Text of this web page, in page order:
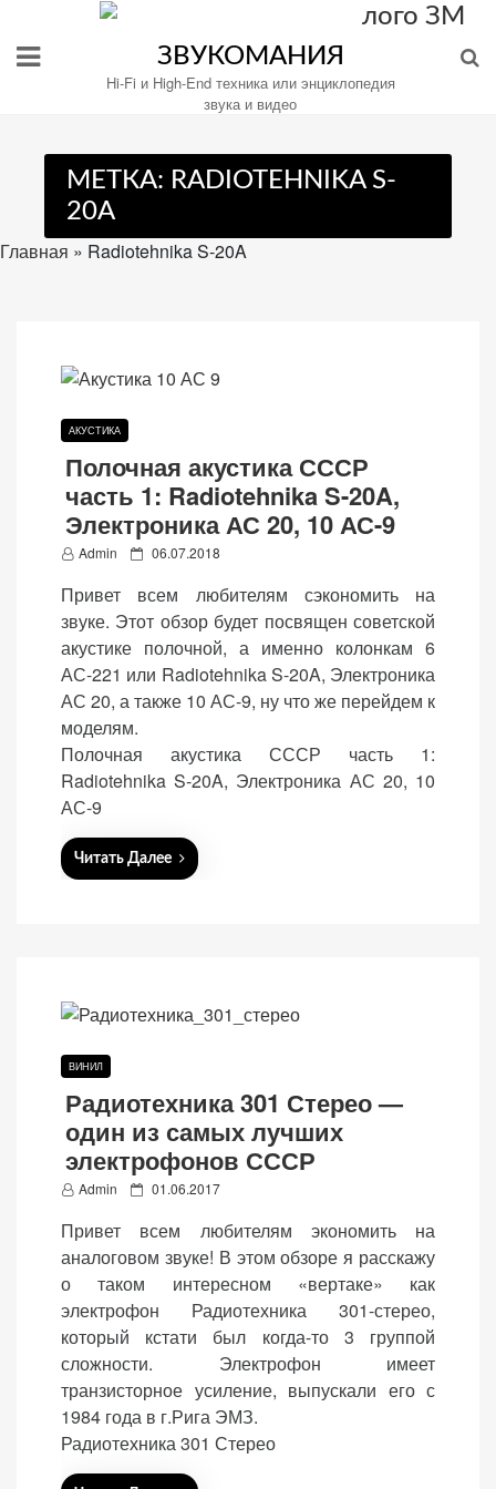
содержимому
ЗВУКОМАНИЯ
Hi-Fi и High-End техника или энциклопедия
звука и видео
МЕТКА: RADIOTEHNIKA S-
20A
Главная » Radiotehnika S-20A
АКУСТИКА
Полочная акустика СССР
часть 1: Radiotehnika S-20A,
Электроника АС 20, 10 АС-9
Admin
P
s
t
e
d
o
06.07.2018
Привет всем любителям сэкономить на
звуке. Этот обзор будет посвящен советской
акустике полочной, а именно колонкам 6
АС-221 или Radiotehnika S-20A, Электроника
АС 20, а также 10 АС-9, ну что же перейдем к
моделям.
Полочная акустика СССР часть 1:
Radiotehnika S-20A, Электроника АС 20, 10
АС-9
Читать Далее
ВИНИЛ
Радиотехника 301 Стерео —
один из самых лучших
электрофонов СССР
Admin
P
s
t
e
d
o
n
01.06.2017
Привет всем любителям экономить на
аналоговом звуке! В этом обзоре я расскажу
о таком интересном «вертаке» как
электрофон Радиотехника 301-стерео,
который кстати был когда-то 3 группой
сложности. Электрофон имеет
транзисторное усиление, выпускали его с
1984 года в г.Рига ЭМЗ.
Радиотехника 301 Стерео
«Принять
все»
«Настройки
cookie»
Настройте
файлы
cookie
для
Обязательные
(технические)
Необходимы для
работы сайта.
Сохраняют
веб-сайта.
Функциональные
Обеспечивают
нормальную
работу сайта. Если
вы откажетесь от
использования
этих файлов
cookie, некоторые
функции веб-сайта
Статистические
(аналитика)
Анализируют
посещаемость